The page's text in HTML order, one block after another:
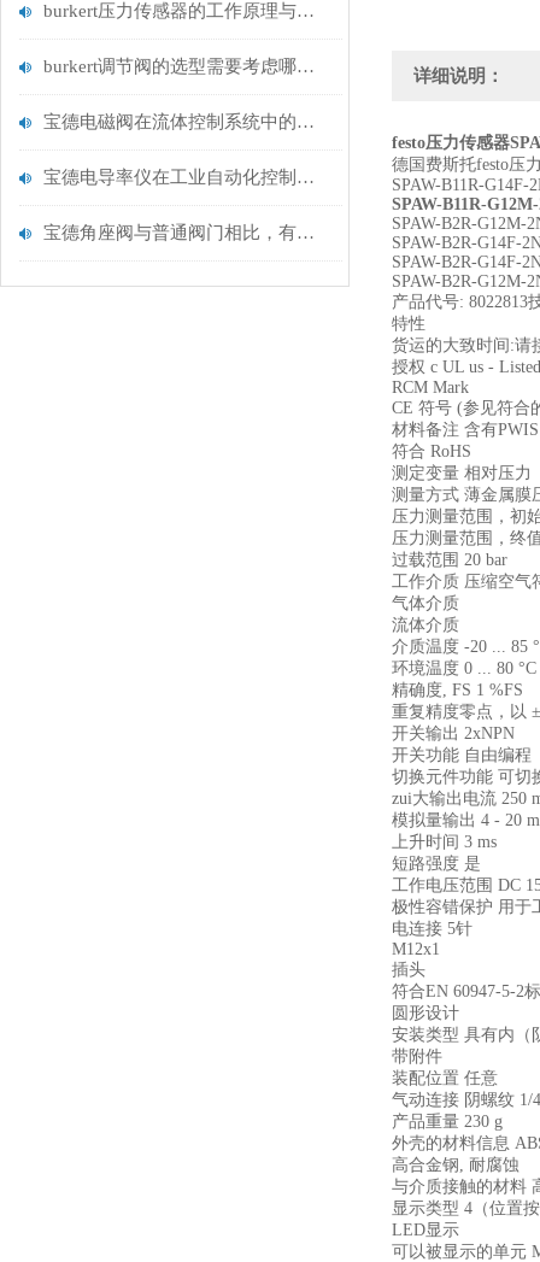
burkert压力传感器的工作原理与应用领域
burkert调节阀的选型需要考虑哪些因素？
宝德电磁阀在流体控制系统中的应用
宝德电导率仪在工业自动化控制中的重要性
宝德角座阀与普通阀门相比，有何优势？
详细说明：
festo压力传感器
德国费斯托festo压
SPAW-B11R-G14F-
SPAW-B11R-
SPAW-B2R-G12M-
SPAW-B2R-G14F-
SPAW-B2R-G14F-
SPAW-B2R-G12M-
产品代号: 8022813
特性
货运的大致时间:请
授权 c UL us -
RCM Mark
CE 符号 (参见符合
材料备注 含有
符合 RoHS
测定变量 相对压力
测量方式 薄金属膜
压力测量范围，初
压力测量范围，终
过载范围 20 bar
工作介质 压缩空气
气体介质
流体介质
介质温度 -20 ... 85
环境温度 0 ... 80 °C
精确度, FS 1 %FS
重复精度零点，以
开关输出 2xNPN
开关功能 自由编程
切换元件功能 可切
zui大输出电流 250
模拟量输出 4 - 20
上升时间 3 ms
短路强度 是
工作电压范围 DC
极性容错保护 用于
电连接 5针
M12x1
插头
符合EN 60947-5-2
圆形设计
安装类型 具有内（
带附件
装配位置 任意
气动连接 阴螺纹 1/4
产品重量 230 g
外壳的材料信息
高合金钢, 耐腐蚀
与介质接触的材料
显示类型 4（位置
LED显示
可以被显示的单元